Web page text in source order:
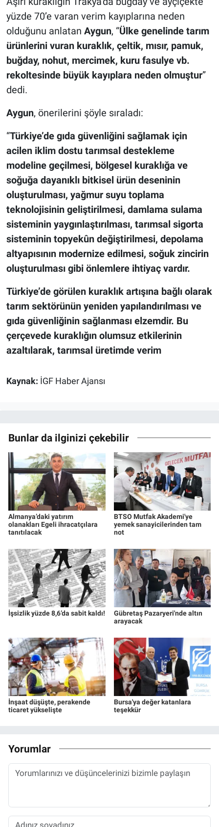
yüzde 70’e varan verim kayıplarına neden
olduğunu anlatan Aygun, “Ülke genelinde tarım
ürünlerini vuran kuraklık, çeltik, mısır, pamuk,
buğday, nohut, mercimek, kuru fasulye vb.
rekoltesinde büyük kayıplara neden olmuştur”
dedi.
Aygun, önerilerini şöyle sıraladı:
“Türkiye’de gıda güvenliğini sağlamak için
acilen iklim dostu tarımsal destekleme
modeline geçilmesi, bölgesel kuraklığa ve
soğuğa dayanıklı bitkisel ürün deseninin
oluşturulması, yağmur suyu toplama
teknolojisinin geliştirilmesi, damlama sulama
sisteminin yaygınlaştırılması, tarımsal sigorta
sisteminin topyekûn değiştirilmesi, depolama
altyapısının modernize edilmesi, soğuk zincirin
oluşturulması gibi önlemlere ihtiyaç vardır.
Türkiye’de görülen kuraklık artışına bağlı olarak
tarım sektörünün yeniden yapılandırılması ve
gıda güvenliğinin sağlanması elzemdir. Bu
çerçevede kuraklığın olumsuz etkilerinin
azaltılarak, tarımsal üretimde verim
Kaynak: İGF Haber Ajansı
Bunlar da ilginizi çekebilir
Almanya’daki yatırım
olanakları Egeli ihracatçılara
tanıtılacak
BTSO Mutfak Akademi'ye
yemek sanayicilerinden tam
not
İşsizlik yüzde 8,6’da sabit kaldı!
Gübretaş Pazaryeri'nde altın
arayacak
İnşaat düşüşte, perakende
ticaret yükselişte
Bursa'ya değer katanlara
teşekkür
Yorumlar